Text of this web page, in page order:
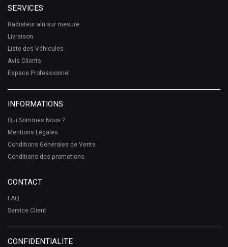
SERVICES
Radiateur alu sur mesure
Livraison
Liste des Véhicules
Avis Clients
Espace Professionnel
INFORMATIONS
Qui Sommes Nous ?
Mentions Légales
Conditions Générales de Vente
Conditions des promotions
CONTACT
FAQ
Service Client
CONFIDENTIALITE